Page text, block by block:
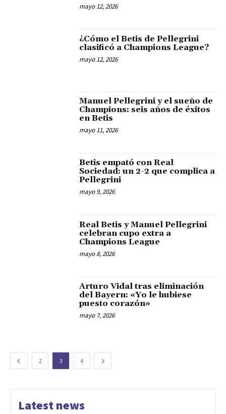
mayo 12, 2026
¿Cómo el Betis de Pellegrini
clasificó a Champions League?
mayo 12, 2026
Manuel Pellegrini y el sueño de
Champions: seis años de éxitos
en Betis
mayo 11, 2026
Betis empató con Real
Sociedad: un 2-2 que complica a
Pellegrini
mayo 9, 2026
Real Betis y Manuel Pellegrini
celebran cupo extra a
Champions League
mayo 8, 2026
Arturo Vidal tras eliminación
del Bayern: «Yo le hubiese
puesto corazón»
mayo 7, 2026
2 3 4
Latest news